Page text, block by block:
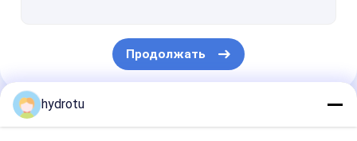
Ковшовая турбина бегун
Фланцевый клапан-бабочка
Продолжать
Наши Категории
hydrotu